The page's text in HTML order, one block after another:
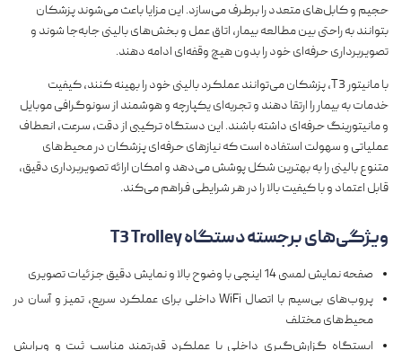
حجیم و کابل‌های متعدد را برطرف می‌سازد. این مزایا باعث می‌شوند پزشکان
بتوانند به راحتی بین مطالعه بیمار، اتاق عمل و بخش‌های بالینی جابه‌جا شوند و
تصویربرداری حرفه‌ای خود را بدون هیچ وقفه‌ای ادامه دهند.
با مانیتور T3، پزشکان می‌توانند عملکرد بالینی خود را بهینه کنند، کیفیت
خدمات به بیمار را ارتقا دهند و تجربه‌ای یکپارچه و هوشمند از سونوگرافی موبایل
و مانیتورینگ حرفه‌ای داشته باشند. این دستگاه ترکیبی از دقت، سرعت، انعطاف
عملیاتی و سهولت استفاده است که نیازهای حرفه‌ای پزشکان در محیط‌های
متنوع بالینی را به بهترین شکل پوشش می‌دهد و امکان ارائه تصویربرداری دقیق،
قابل اعتماد و با کیفیت بالا را در هر شرایطی فراهم می‌کند.
ویژگی‌های برجسته دستگاهT3 Trolley
صفحه نمایش لمسی 14 اینچی با وضوح بالا و نمایش دقیق جزئیات تصویری
پروب‌های بی‌سیم با اتصال WiFi داخلی برای عملکرد سریع، تمیز و آسان در
محیط‌های مختلف
ایستگاه گزارش‌گیری داخلی با عملکرد قدرتمند مناسب ثبت و ویرایش